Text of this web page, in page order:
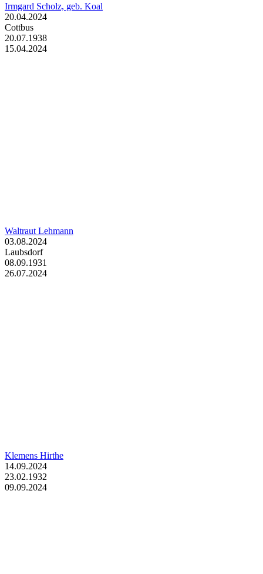
Irmgard Scholz, geb. Koal
20.04.2024
Cottbus
20.07.1938
15.04.2024
Waltraut Lehmann
03.08.2024
Laubsdorf
08.09.1931
26.07.2024
Klemens Hirthe
14.09.2024
23.02.1932
09.09.2024